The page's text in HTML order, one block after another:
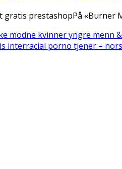
gratis prestashopPå
modne kvinner yngre menn
interracial porno tjener –